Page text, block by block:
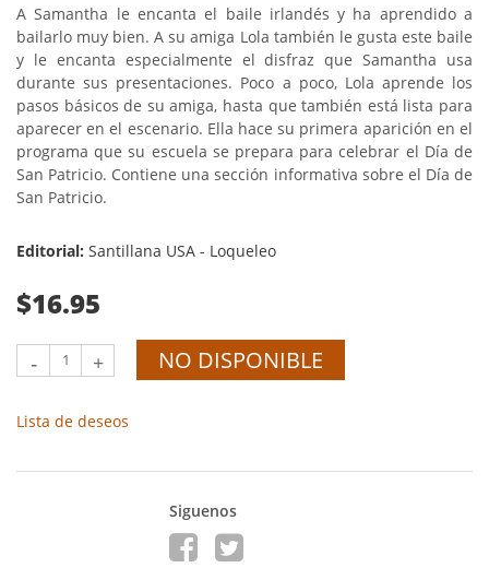
A Samantha le encanta el baile irlandés y ha aprendido a
bailarlo muy bien. A su amiga Lola también le gusta este baile
y le encanta especialmente el disfraz que Samantha usa
durante sus presentaciones. Poco a poco, Lola aprende los
pasos básicos de su amiga, hasta que también está lista para
aparecer en el escenario. Ella hace su primera aparición en el
programa que su escuela se prepara para celebrar el Día de
San Patricio. Contiene una sección informativa sobre el Día de
San Patricio.
Editorial: Santillana USA - Loqueleo
$16.95
- + NO DISPONIBLE
Lista de deseos
Siguenos